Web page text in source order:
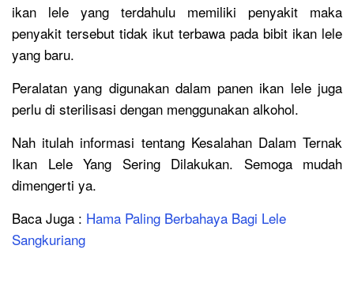
ikan lele yang terdahulu memiliki penyakit maka
penyakit tersebut tidak ikut terbawa pada bibit ikan lele
yang baru.
Peralatan yang digunakan dalam panen ikan lele juga
perlu di sterilisasi dengan menggunakan alkohol.
Nah itulah informasi tentang Kesalahan Dalam Ternak
Ikan Lele Yang Sering Dilakukan. Semoga mudah
dimengerti ya.
Baca Juga : Hama Paling Berbahaya Bagi Lele
Sangkuriang